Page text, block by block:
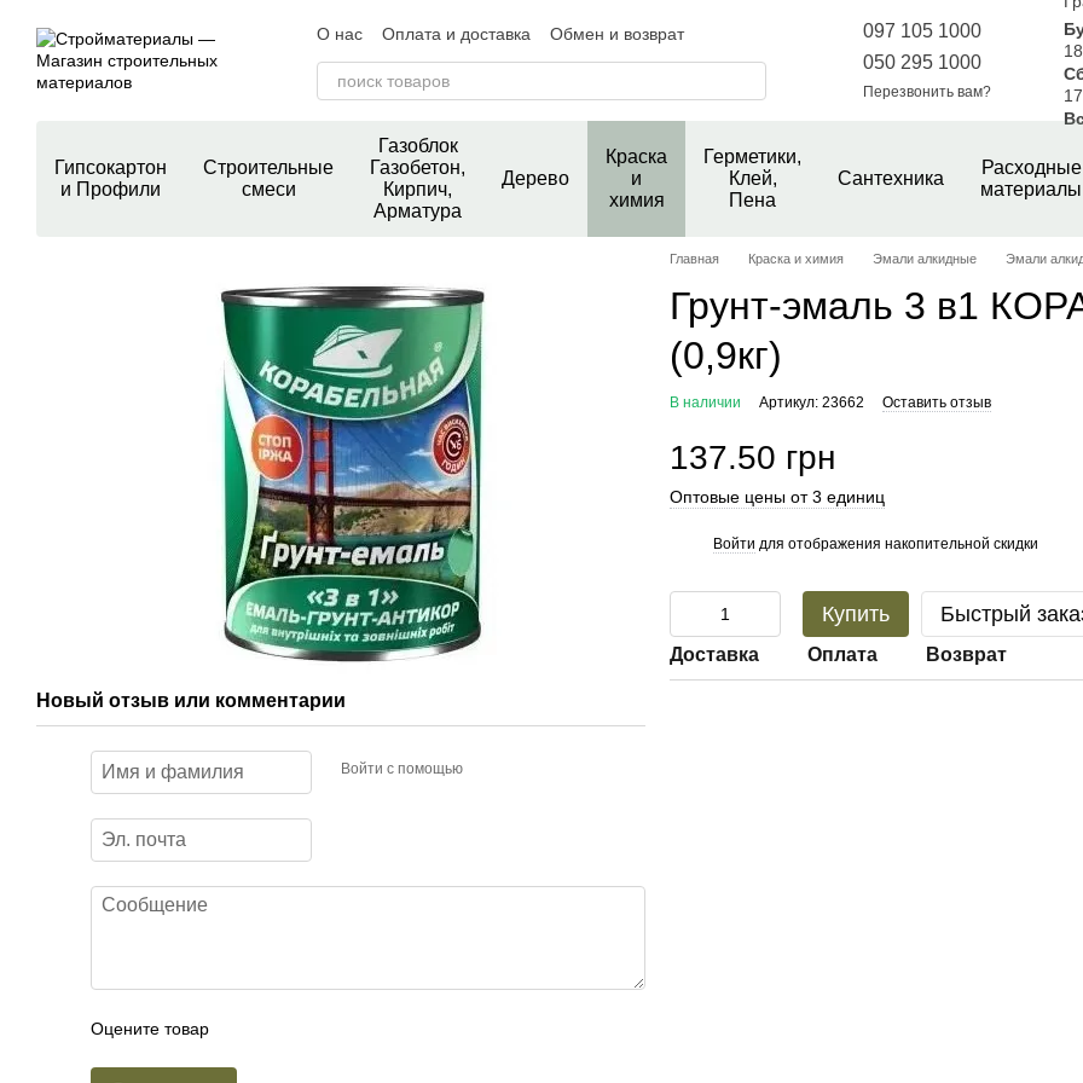
О нас Оплата и доставка
Обмен и возврат
Контактная информация
Пользовательское соглашение
097 105 1000
050 295 1000
Перезвонить вам?
Гипсокартон
и Профили
Строительные
смеси
Газоблок
Газобетон,
Кирпич,
Арматура
Дерево
Краска
и
химия
Герметики,
Клей,
Пена
Сантехника
Расходные
материалы
Новый отзыв или комментарий
Войти с помощью
Оцените товар
Главная Краска и химия Эмали алкидные Эмали
Грунт-эмаль 3 в1
(0,9кг)
В наличии Артикул: 23662 Оставить отзыв
137.50 грн
Оптовые цены от 3 единиц
Войти для отображения накопительной скидки
Купить Быстрый
Доставка Оплата Возврат